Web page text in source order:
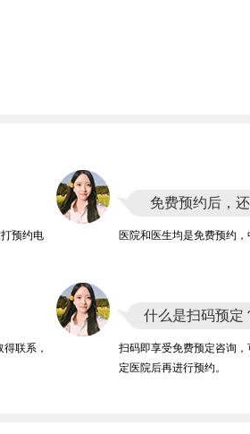
预约电
免费预约后，
医院和医生均是免费预约，
联系，
什么是扫码预定
扫码即享受免费预定咨询
定医院后再进行预约。